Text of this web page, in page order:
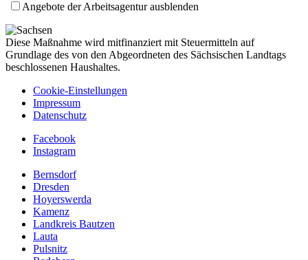
Angebote der Arbeitsagentur ausblenden
Diese Maßnahme wird mitfinanziert mit Steuermitteln auf
Grundlage des von den Abgeordneten des Sächsischen Landtags
beschlossenen Haushaltes.
Cookie-Einstellungen
Impressum
Datenschutz
Facebook
Instagram
Bernsdorf
Dresden
Hoyerswerda
Kamenz
Landkreis Bautzen
Lauta
Pulsnitz